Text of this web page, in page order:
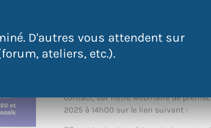
D'autres vous attendent sur
ateliers, etc.).
souhaitant trouver un emploi et/ou
communiqué pendant le webinaire).
contact, sur notre webinaire de
2025 à 14h00 sur le lien suivant :